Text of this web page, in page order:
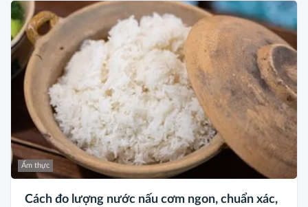
Ẩm thực
Cách đo lượng nước nấu cơm ngon, chuẩn xác,